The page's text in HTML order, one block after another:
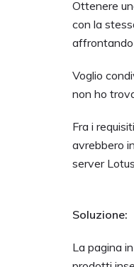
Ottenere
con la
affrontando
Voglio
non ho
Fra i
avrebbero
server
Soluzione:
La pagina